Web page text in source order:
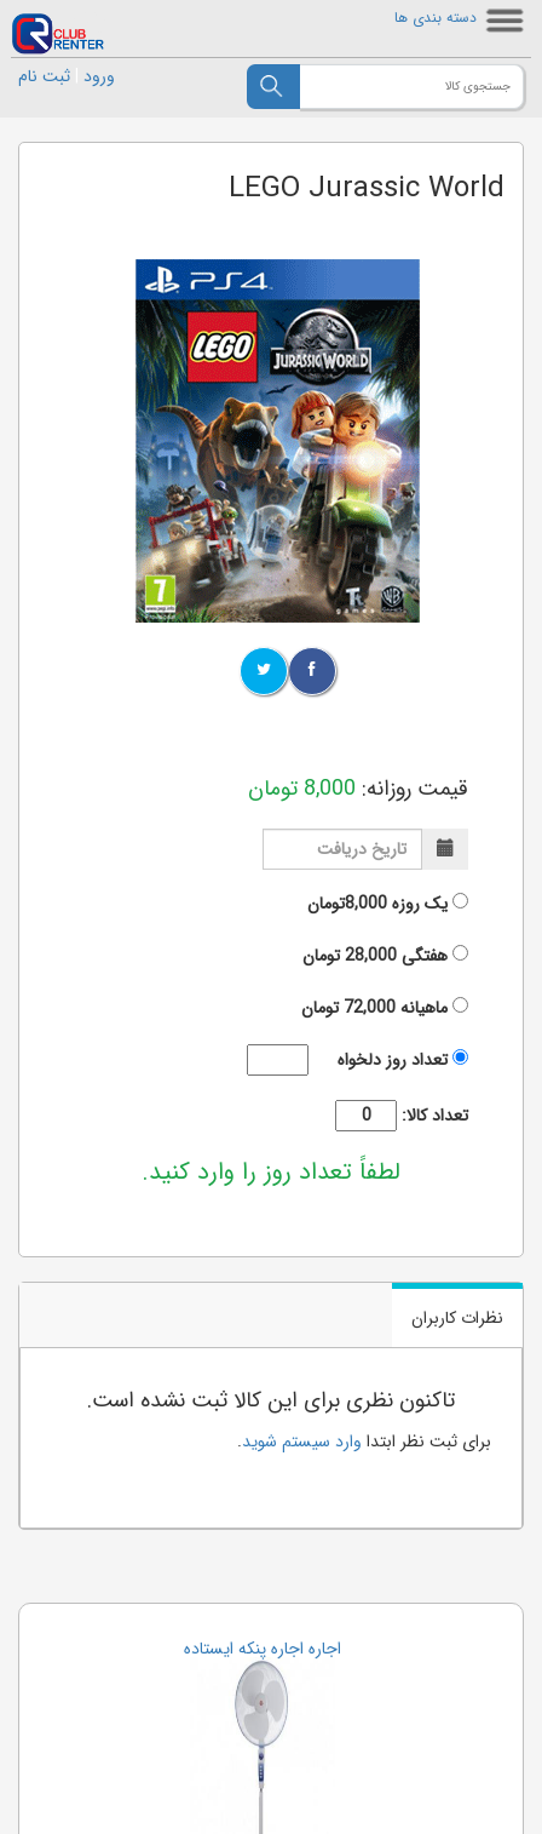
دسته بندی ها
ورود ثبت نام
LEGO Jurassic World
قیمت روزانه: 8,000 تومان
یک روزه8,000تومان
هفتگی28,000تومان
ماهیانه72,000تومان
تعداد روز دلخواه
تعداد کالا:
لطفاً تعداد روز را وارد کنید.
نظرات کاربران
تاکنون نظری برای این کالا ثبت نشده است.
برای ثبت نظر ابتدا وارد سیستم شوید.
اجاره اجاره پنکه ایستاده